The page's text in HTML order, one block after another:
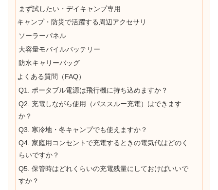
まず試したい・デイキャンプ専用
キャンプ・防災で活躍する周辺アクセサリ
ソーラーパネル
大容量モバイルバッテリー
防水キャリーバッグ
よくある質問（FAQ）
Q1. ポータブル電源は飛行機に持ち込めますか？
Q2. 充電しながら使用（パススルー充電）はできます
か？
Q3. 寒冷地・冬キャンプでも使えますか？
Q4. 家庭用コンセントで充電するときの電気代はどのく
らいですか？
Q5. 保管時はどれくらいの充電残量にしておけばいいで
すか？